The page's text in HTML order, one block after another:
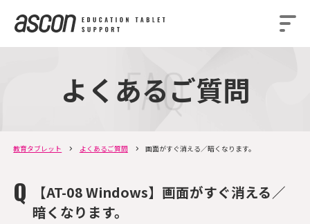
よくあるご質問
教育タブレット よくあるご質問 画面がすぐ消える／暗くなります。
【AT-08 Windows】画面がすぐ消える／
暗くなります。